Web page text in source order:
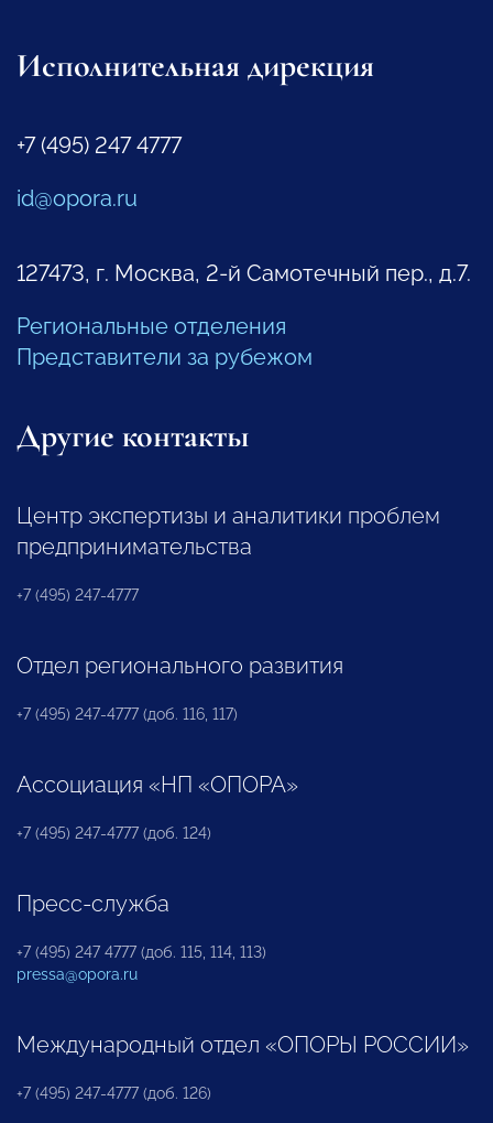
Исполнительная дирекция
+7 (495) 247 4777
id@opora.ru
127473, г. Москва, 2-й Самотечный пер., д.7.
Региональные отделения
Представители за рубежом
Другие контакты
Центр экспертизы и аналитики проблем
предпринимательства
+7 (495) 247-4777
Отдел регионального развития
+7 (495) 247-4777 (доб. 116, 117)
Ассоциация «НП «ОПОРА»
+7 (495) 247-4777 (доб. 124)
Пресс-служба
+7 (495) 247 4777 (доб. 115, 114, 113)
pressa@opora.ru
Международный отдел «ОПОРЫ РОССИИ»
+7 (495) 247-4777 (доб. 126)